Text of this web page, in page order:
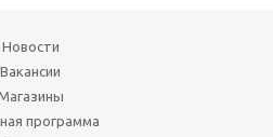
Новости
Вакансии
программа